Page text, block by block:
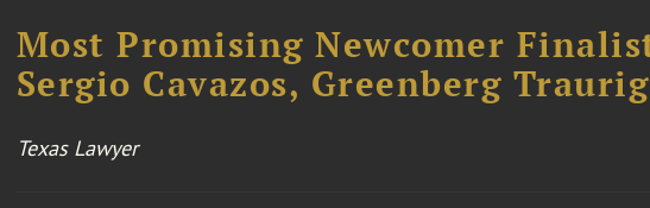
Most Promising Newcomer
Sergio Cavazos, Greenberg Traurig
Texas Lawyer